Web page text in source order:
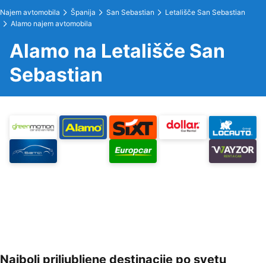
Najem avtomobila Španija San Sebastian
Letališče San Sebastian
Alamo najem avtomobila
Alamo na Letališče San
Sebastian
Najbolj priljubljene destinacije po svetu